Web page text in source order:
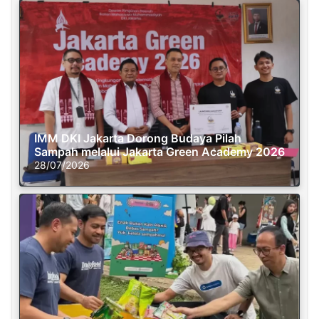
IMM DKI Jakarta Dorong Budaya Pilah
Sampah melalui Jakarta Green Academy 2026
28/07/2026